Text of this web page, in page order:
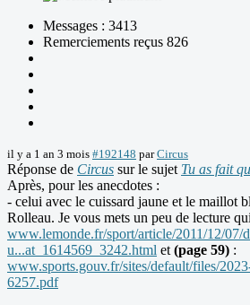
Messages : 3413
Remerciements reçus 826
il y a 1 an 3 mois #192148 parCircus
Réponse de Circus sur le sujet Tu as fait
Après, pour les anecdotes :
- celui avec le cuissard jaune et le maillot
Rolleau. Je vous mets un peu de lecture
www.lemonde.fr/sport/article/2011/12/07/
u...at_1614569_3242.html et (page 59) :
www.sports.gouv.fr/sites/default/files/
6257.pdf